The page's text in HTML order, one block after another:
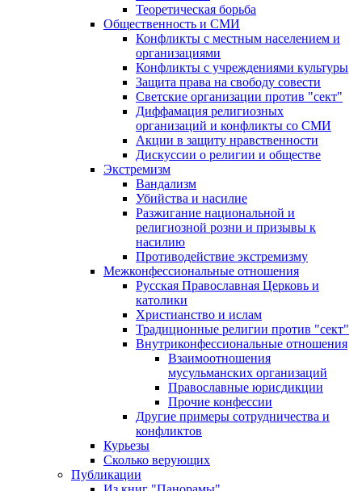
Теоретическая борьба
Общественность и СМИ
Конфликты с местным населением и
организациями
Конфликты с учреждениями культуры
Защита права на свободу совести
Светские организации против "сект"
Диффамация религиозных
организаций и конфликты со СМИ
Акции в защиту нравственности
Дискуссии о религии и обществе
Экстремизм
Вандализм
Убийства и насилие
Разжигание национальной и
религиозной розни и призывы к
насилию
Противодействие экстремизму
Межконфессиональные отношения
Русская Православная Церковь и
католики
Христианство и ислам
Традиционные религии против "сект"
Внутриконфессиональные отношения
Взаимоотношения
мусульманских организаций
Православные юрисдикции
Прочие конфессии
Другие примеры сотрудничества и
конфликтов
Курьезы
Сколько верующих
Публикации